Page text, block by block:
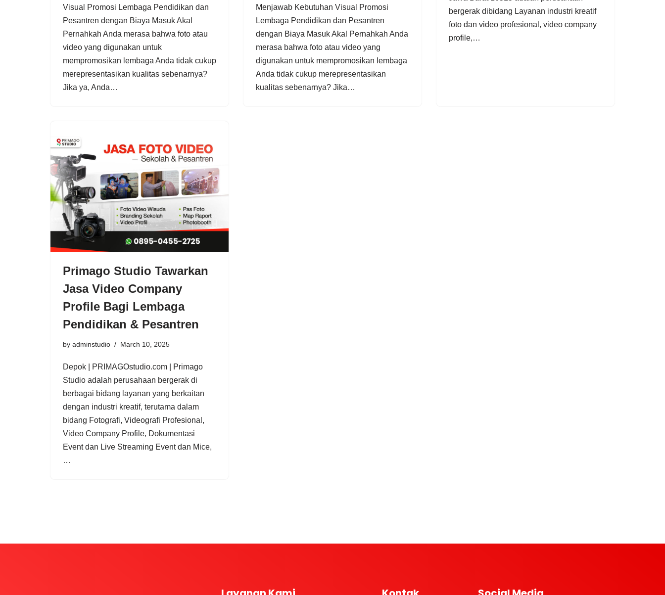
Visual Promosi Lembaga Pendidikan dan
Pesantren dengan Biaya Masuk Akal
Pernahkah Anda merasa bahwa foto atau
video yang digunakan untuk
mempromosikan lembaga Anda tidak cukup
merepresentasikan kualitas sebenarnya?
Jika ya, Anda…
Menjawab Kebutuhan Visual Promosi
Lembaga Pendidikan dan Pesantren
dengan Biaya Masuk Akal Pernahkah Anda
merasa bahwa foto atau video yang
digunakan untuk mempromosikan lembaga
Anda tidak cukup merepresentasikan
kualitas sebenarnya? Jika…
bergerak dibidang Layanan industri kreatif
foto dan video profesional, video company
profile,…
Primago Studio Tawarkan
Jasa Video Company
Profile Bagi Lembaga
Pendidikan & Pesantren
by adminstudio March 10, 2025
Depok | PRIMAGOstudio.com | Primago
Studio adalah perusahaan bergerak di
berbagai bidang layanan yang berkaitan
dengan industri kreatif, terutama dalam
bidang Fotografi, Videografi Profesional,
Video Company Profile, Dokumentasi
Event dan Live Streaming Event dan Mice,
…